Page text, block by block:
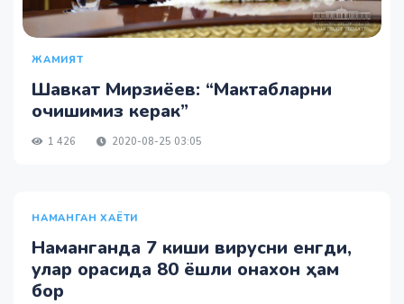
ЖАМИЯТ
Шавкат Мирзиёев: “Мактабларни
очишимиз керак”
1 426 2020-08-25 03:05
НАМАНГАН ХАЁТИ
Наманганда 7 киши вирусни енгди,
улар орасида 80 ёшли онахон ҳам
бор